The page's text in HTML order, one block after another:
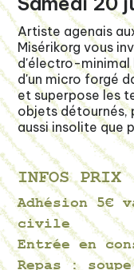
Artiste agenais
Misérikorg vous
d'électro-minimal
d'un micro forgé
et superpose les
objets détournés,
aussi insolite que
INFOS PRIX
Adhésion 5€
civile
Entrée en
Repas :